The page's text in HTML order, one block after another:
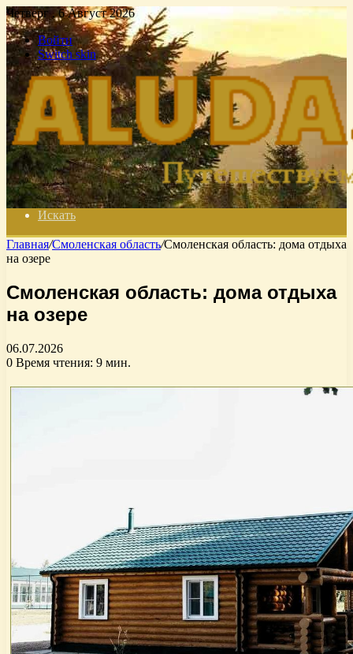
Четверг , 6 Август 2026
Войти
Switch skin
Искать
Главная/Смоленская область/Смоленская область: дома отдыха
на озере
Смоленская область: дома отдыха
на озере
06.07.2026
0 Время чтения: 9 мин.